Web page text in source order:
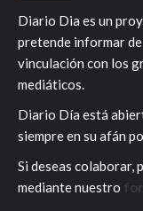
Diario Dia es un
pretende informar
vinculación con los
mediáticos.
Diario Día está
siempre en su afán
Si deseas colaborar,
mediante nuestro